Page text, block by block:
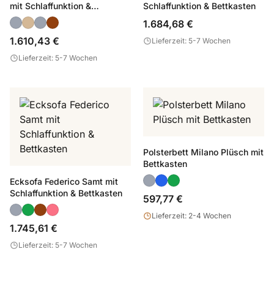
mit Schlaffunktion &
Bettkasten
1.610,43 €
Lieferzeit: 5-7 Wochen
Schlaffunktion & Bettkasten
1.684,68 €
Lieferzeit: 5-7 Wochen
Ecksofa Federico Samt mit
Schlaffunktion & Bettkasten
1.745,61 €
Lieferzeit: 5-7 Wochen
Polsterbett Milano Plüsch mit
Bettkasten
597,77 €
Lieferzeit: 2-4 Wochen